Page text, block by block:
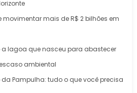
movimentar mais de R$ 2 bilhões em
lagoa que nasceu para abastecer
ambiental
da Pampulha: tudo o que você precisa